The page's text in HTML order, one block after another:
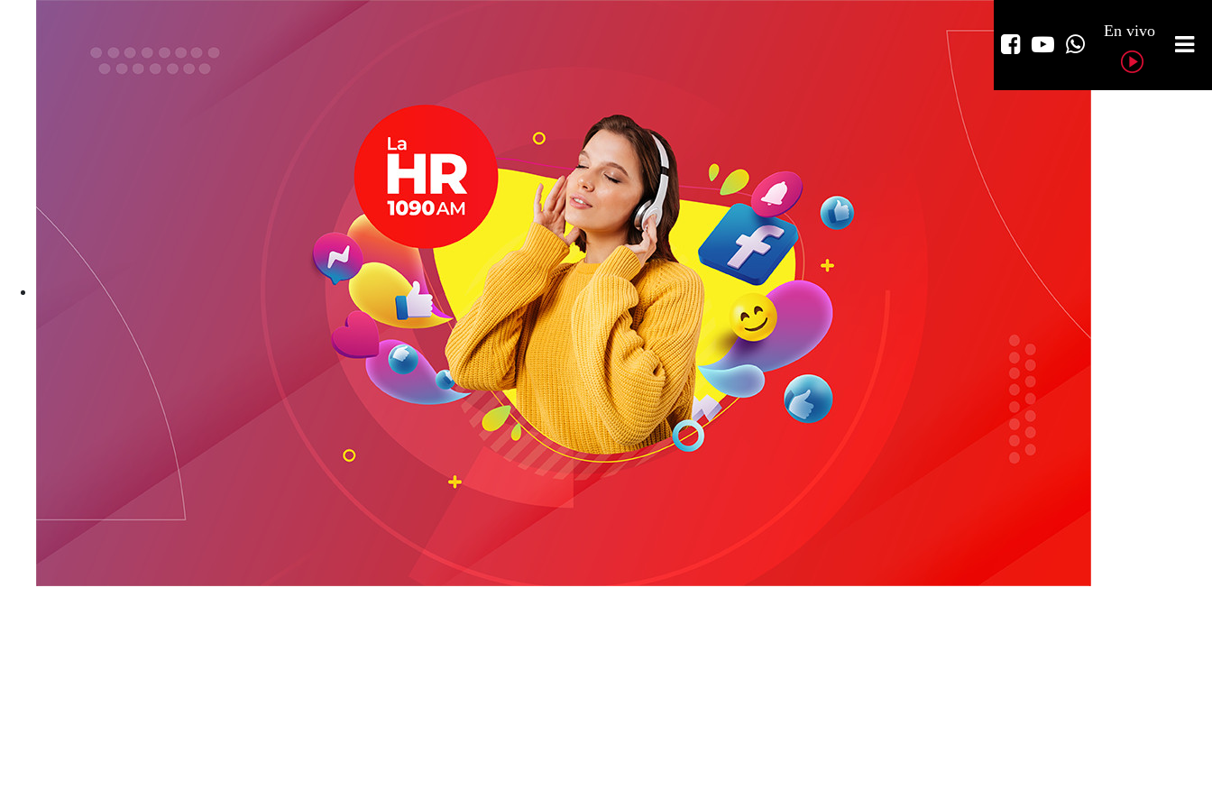
En vivo